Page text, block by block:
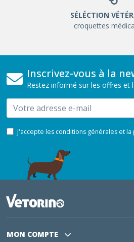
SÉLÉCTION
croquettes
Inscrivez-vous à la
Restez informé sur les offres et
Email
J'accepte les conditions générales et
MON COMPTE